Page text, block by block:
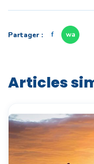
Partager : f wa
Articles